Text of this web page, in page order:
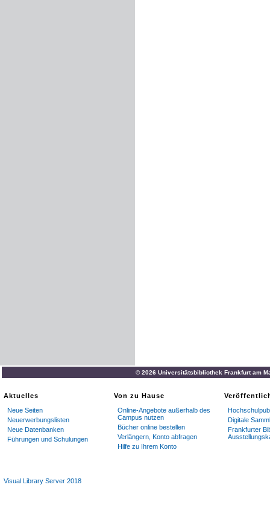
© 2026 Universitätsbibliothek Frankfurt am
Aktuelles
Neue Seiten
Neuerwerbungslisten
Neue Datenbanken
Führungen und Schulungen
Von zu Hause
Online-Angebote außerhalb des
Campus nutzen
Bücher online bestellen
Verlängern, Konto abfragen
Hilfe zu Ihrem Konto
Digitale
Frankfurter
Visual Library Server 2018